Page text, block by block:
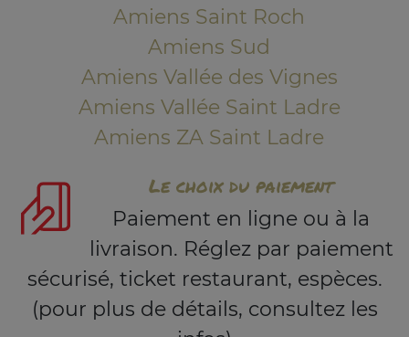
Amiens Saint Roch
Amiens Sud
Amiens Vallée des Vignes
Amiens Vallée Saint Ladre
Amiens ZA Saint Ladre
Le choix du paiement
Paiement en ligne ou à la
livraison. Réglez par paiement
sécurisé, ticket restaurant, espèces.
(pour plus de détails, consultez les